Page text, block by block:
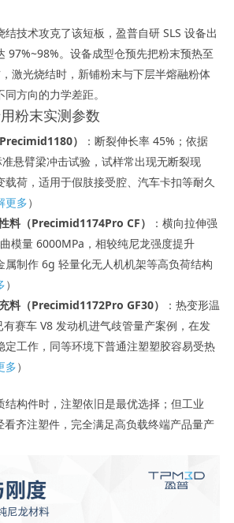
技术攻克了该短板，盈普自研 SLS 设备出
97%~98%。设备成型仓预先把粉末预热至
激光烧结时，新铺粉末与下层半熔融粉体
方向的力学差距。
粉末实测参数
）
：断裂伸长率 45%；依据
悬臂梁冲击试验，试样常出现无断裂现
载荷，适用于假肢接受腔、汽车卡扣等耐久
更多）
料（Precimid1174Pro CF）
：横向拉伸强
模量 6000MPa，相较纯尼龙强度提升
属制作 6g 轻量化无人机机架等高负荷结构
）
料（Precimid1172Pro GF30）
：热变形温
赛车 V8 发动机进气歧管量产案例，在发
定工作，同等环境下普通注塑塑胶容易受热
多）
结构件时，注塑依旧是最优选择；但工业
看齐注塑件，完全满足高负载终端产品量产